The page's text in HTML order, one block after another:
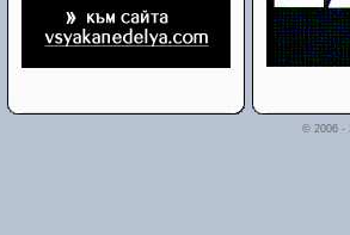
© 2006 -